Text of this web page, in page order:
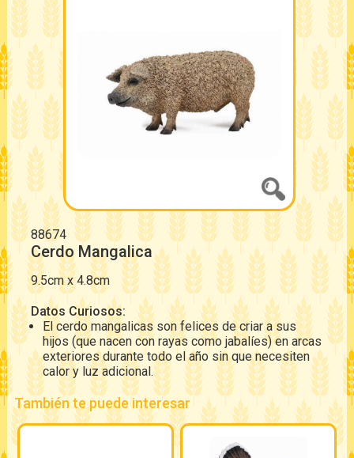
88674
Cerdo Mangalica
9.5cm x 4.8cm
Datos Curiosos:
El cerdo mangalicas son felices de criar a sus
hijos (que nacen con rayas como jabalíes) en arcas
exteriores durante todo el año sin que necesiten
calor y luz adicional.
También te puede interesar